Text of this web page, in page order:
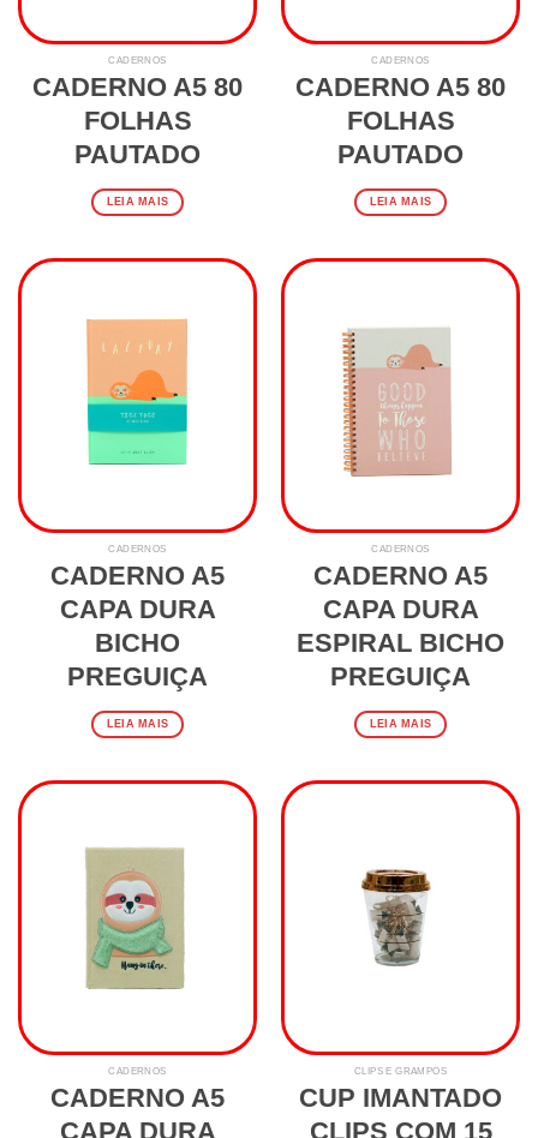
CADERNOS
CADERNO A5 80
FOLHAS
PAUTADO
LEIA MAIS
CADERNOS
CADERNO A5 80
FOLHAS
PAUTADO
LEIA MAIS
CADERNOS
CADERNO A5
CAPA DURA
BICHO
PREGUIÇA
LEIA MAIS
CADERNOS
CADERNO A5
CAPA DURA
ESPIRAL BICHO
PREGUIÇA
LEIA MAIS
CADERNOS
CADERNO A5
CAPA DURA
CLIPS E GRAMPOS
CUP IMANTADO
CLIPS COM 15